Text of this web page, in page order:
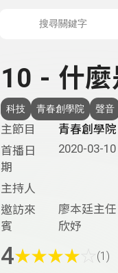
10 - 什麼
科技 青春創學院 聲音
主節目
青春創學院
首播日
期
2020-03-10
主持人
邀訪來
賓
廖本廷主
欣妤
4★★★★ (1)